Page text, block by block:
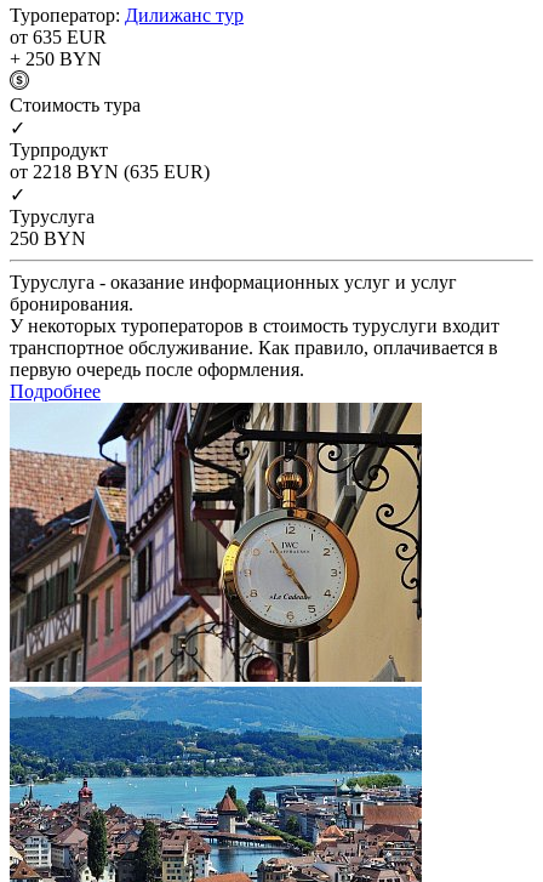
Туроператор: Дилижанс тур
от 635 EUR
+ 250 BYN
Cтоимость тура
✓
Турпродукт
от 2218 BYN (635 EUR)
✓
Туруслуга
250 BYN
Туруслуга - оказание информационных услуг и услуг
бронирования.
У некоторых туроператоров в стоимость туруслуги входит
транспортное обслуживание. Как правило, оплачивается в
первую очередь после оформления.
Подробнее